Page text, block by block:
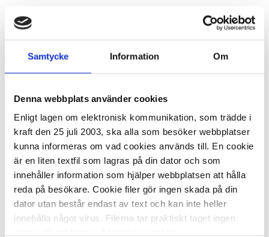
Samtycke Information Om
Denna webbplats använder cookies
Enligt lagen om elektronisk kommunikation, som trädde i
kraft den 25 juli 2003, ska alla som besöker webbplatser
kunna informeras om vad cookies används till. En cookie
är en liten textfil som lagras på din dator och som
innehåller information som hjälper webbplatsen att hålla
reda på besökare. Cookie filer gör ingen skada på din
dator utan består endast av text och kan inte heller
innehålla något virus. Filerna tar praktiskt taget ingen
1Artikel
1 437,11 kr
I lager 3 st ca 1-2 dagar
- + KÖP